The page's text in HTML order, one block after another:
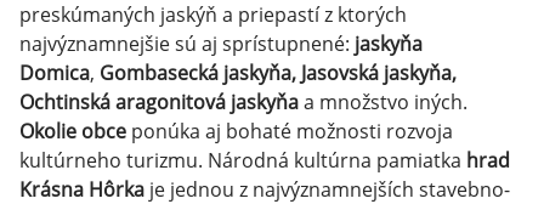
preskúmaných jaskýň a priepastí z ktorých
najvýznamnejšie sú aj sprístupnené: jaskyňa
Domica, Gombasecká jaskyňa, Jasovská jaskyňa,
Ochtinská aragonitová jaskyňaa množstvo iných.
Okolie obce ponúka aj bohaté možnosti rozvoja
kultúrneho turizmu. Národná kultúrna pamiatka hrad
Krásna Hôrka je jednou z najvýznamnejších stavebno-